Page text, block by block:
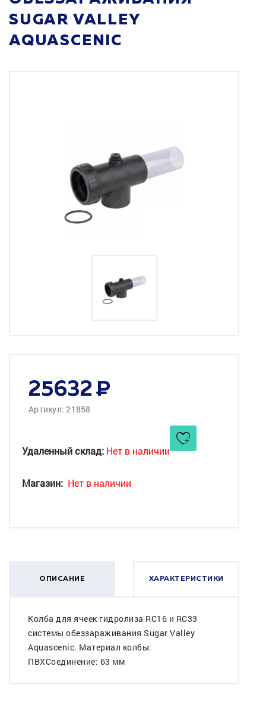
SUGAR VALLEY
AQUASCENIC
25632
Артикул: 21858
Удаленный склад: Нет в наличии
Магазин: Нет в наличии
ОПИСАНИЕ ХАРАКТЕРИСТИКИ
Колба для ячеек гидролиза RC16 и RC33
системы обеззараживания Sugar Valley
Aquascenic. Материал колбы:
ПВХСоединение: 63 мм